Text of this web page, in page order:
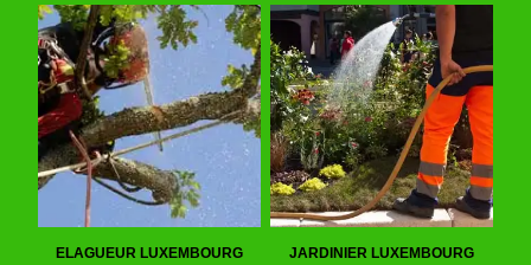
ELAGUEUR LUXEMBOURG JARDINIER LUXEMBOURG